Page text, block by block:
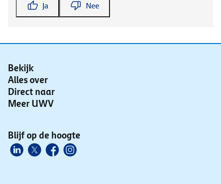
Ja Nee
Bekijk
Alles over
Direct naar
Meer UWV
Blijf op de hoogte